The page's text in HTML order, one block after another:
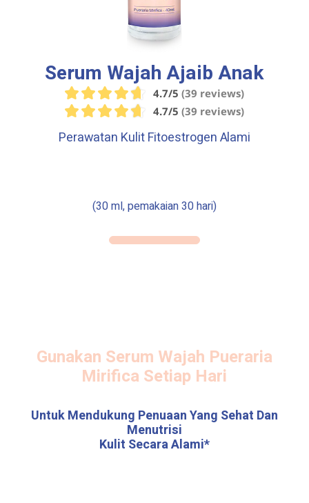
Serum Wajah Ajaib Anak
4.7/5 (39 reviews)
4.7/5 (39 reviews)
Perawatan Kulit Fitoestrogen Alami
(30 ml, pemakaian 30 hari)
Gunakan Serum Wajah Pueraria
Mirifica Setiap Hari
Untuk Mendukung Penuaan Yang Sehat Dan
Menutrisi
Kulit Secara Alami*